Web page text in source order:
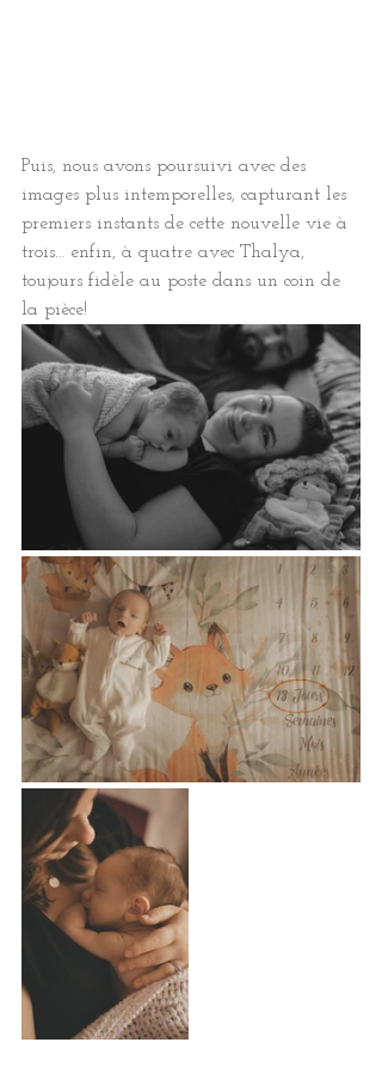
Puis, nous avons poursuivi avec des
images plus intemporelles, capturant les
premiers instants de cette nouvelle vie à
trois… enfin, à quatre avec Thalya,
toujours fidèle au poste dans un coin de
la pièce!